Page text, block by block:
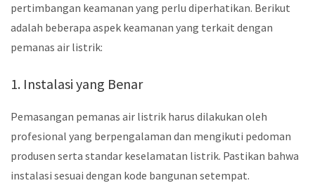
pertimbangan keamanan yang perlu diperhatikan. Berikut
adalah beberapa aspek keamanan yang terkait dengan
pemanas air listrik:
1. Instalasi yang Benar
Pemasangan pemanas air listrik harus dilakukan oleh
profesional yang berpengalaman dan mengikuti pedoman
produsen serta standar keselamatan listrik. Pastikan bahwa
instalasi sesuai dengan kode bangunan setempat.